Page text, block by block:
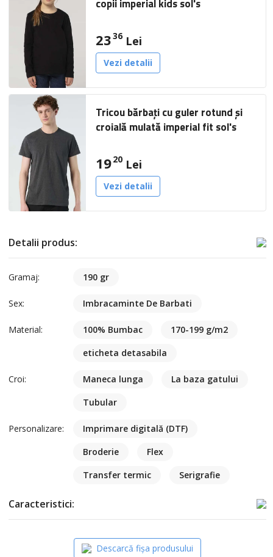
copii imperial kids sol's
2336 Lei
Vezi detalii
Tricou bărbați cu guler rotund și
croială mulată imperial fit sol's
1920 Lei
Vezi detalii
Detalii produs:
Gramaj: 190 gr
Sex: Imbracaminte De Barbati
Material: 100% Bumbac
170-199 g/m2
eticheta detasabila
Croi: Maneca lunga
La baza gatului
Tubular
Personalizare:
Imprimare digitală (DTF)
Broderie
Flex
Transfer termic
Serigrafie
Caracteristici:
Descarcă fișa produsului